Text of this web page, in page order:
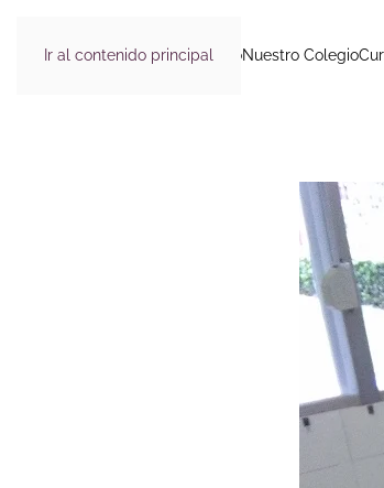
Ir al contenido principalInicioNuestro Colegio